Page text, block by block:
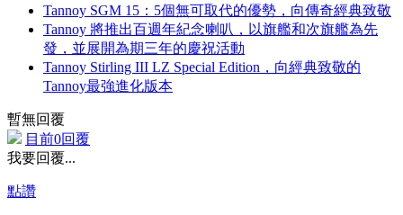
Tannoy SGM 15：5個無可取代的優勢，向傳奇經典致敬
Tannoy 將推出百週年紀念喇叭，以旗艦和次旗艦為先
發，並展開為期三年的慶祝活動
Tannoy Stirling III LZ Special Edition，向經典致敬的
Tannoy最強進化版本
暫無回覆
目前0回覆
我要回覆...
點讚